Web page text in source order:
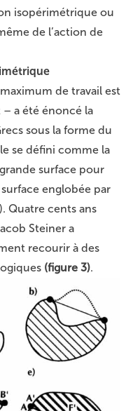
isopérimétrique ou
de l’action de
de travail est
a été énoncé la
sous la forme du
se défini comme la
surface pour
englobée par
Quatre cents ans
Steiner a
recourir à des
(figure 3).